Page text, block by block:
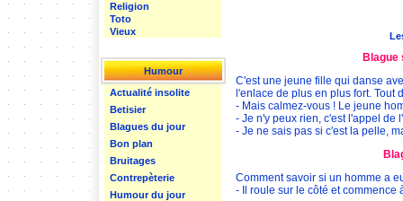
Religion
Toto
Vieux
Humour
Actualité insolite
Betisier
Blagues du jour
Bon plan
Bruitages
Contrepèterie
Humour du jour
Blague
C'est une jeune fille qui danse
l'enlace de plus en plus fort. Tout
- Mais calmez-vous ! Le jeune
- Je n'y peux rien, c'est l'appel de
- Je ne sais pas si c'est la pelle,
Comment savoir si un homme a
- Il roule sur le côté et commence